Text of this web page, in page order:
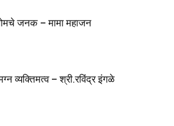
जनक – मामा महाजन
व्यक्तिमत्व – श्री.रविंद्र इंगळे